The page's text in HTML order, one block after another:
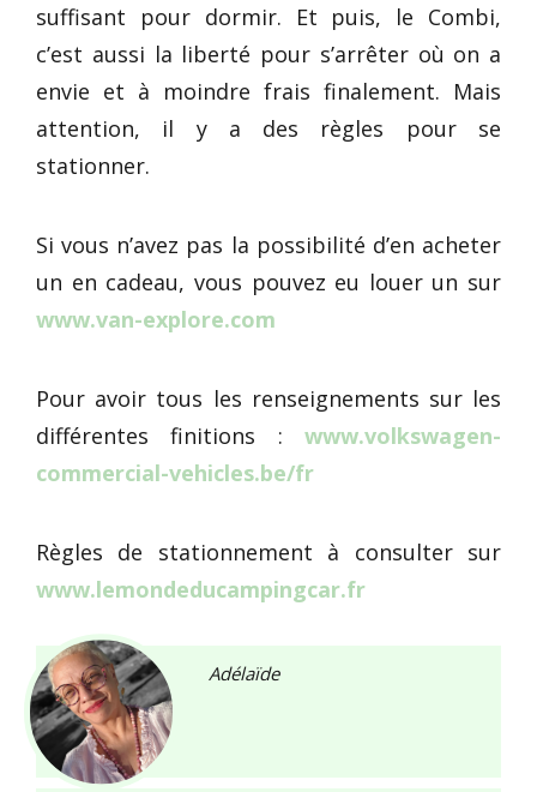
suffisant pour dormir. Et puis, le Combi,
c’est aussi la liberté pour s’arrêter où on a
envie et à moindre frais finalement. Mais
attention, il y a des règles pour se
stationner.
Si vous n’avez pas la possibilité d’en acheter
un en cadeau, vous pouvez eu louer un sur
www.van-explore.com
Pour avoir tous les renseignements sur les
différentes finitions : www.volkswagen-
commercial-vehicles.be/fr
Règles de stationnement à consulter sur
www.lemondeducampingcar.fr
Adélaïde